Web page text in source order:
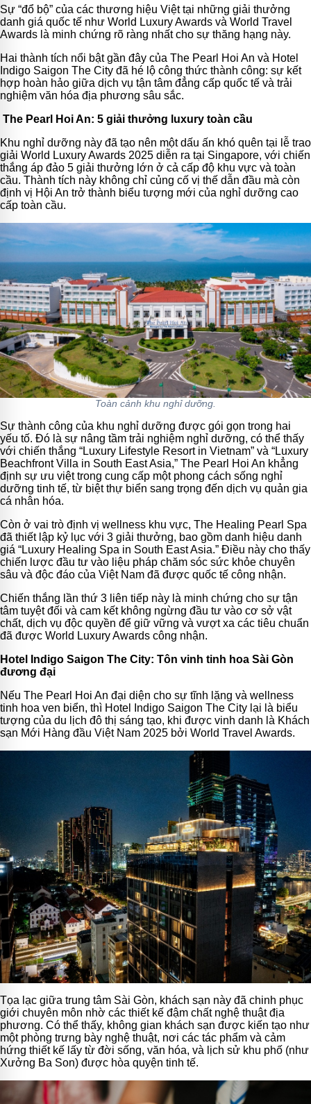
Sự “đổ bộ” của các thương hiệu Việt tại những giải thưởng
danh giá quốc tế như World Luxury Awards và World Travel
Awards là minh chứng rõ ràng nhất cho sự thăng hạng này.
Hai thành tích nổi bật gần đây của The Pearl Hoi An và Hotel
Indigo Saigon The City đã hé lộ công thức thành công: sự kết
hợp hoàn hảo giữa dịch vụ tận tâm đẳng cấp quốc tế và trải
nghiệm văn hóa địa phương sâu sắc.
The Pearl Hoi An: 5 giải thưởng luxury toàn cầu
Khu nghỉ dưỡng này đã tạo nên một dấu ấn khó quên tại lễ trao
giải World Luxury Awards 2025 diễn ra tại Singapore, với chiến
thắng áp đảo 5 giải thưởng lớn ở cả cấp độ khu vực và toàn
cầu. Thành tích này không chỉ củng cố vị thế dẫn đầu mà còn
định vị Hội An trở thành biểu tượng mới của nghỉ dưỡng cao
cấp toàn cầu.
Toàn cảnh khu nghỉ dưỡng.
Sự thành công của khu nghỉ dưỡng được gói gọn trong hai
yếu tố. Đó là sự nâng tầm trải nghiệm nghỉ dưỡng, có thể thấy
với chiến thắng “Luxury Lifestyle Resort in Vietnam” và “Luxury
Beachfront Villa in South East Asia,” The Pearl Hoi An khẳng
định sự ưu việt trong cung cấp một phong cách sống nghỉ
dưỡng tinh tế, từ biệt thự biển sang trọng đến dịch vụ quản gia
cá nhân hóa.
Còn ở vai trò định vị wellness khu vực, The Healing Pearl Spa
đã thiết lập kỷ lục với 3 giải thưởng, bao gồm danh hiệu danh
giá “Luxury Healing Spa in South East Asia.” Điều này cho thấy
chiến lược đầu tư vào liệu pháp chăm sóc sức khỏe chuyên
sâu và độc đáo của Việt Nam đã được quốc tế công nhận.
Chiến thắng lần thứ 3 liên tiếp này là minh chứng cho sự tận
tâm tuyệt đối và cam kết không ngừng đầu tư vào cơ sở vật
chất, dịch vụ độc quyền để giữ vững và vượt xa các tiêu chuẩn
đã được World Luxury Awards công nhận.
Hotel Indigo Saigon The City: Tôn vinh tinh hoa Sài Gòn
đương đại
Nếu The Pearl Hoi An đại diện cho sự tĩnh lặng và wellness
tinh hoa ven biển, thì Hotel Indigo Saigon The City lại là biểu
tượng của du lịch đô thị sáng tạo, khi được vinh danh là Khách
sạn Mới Hàng đầu Việt Nam 2025 bởi World Travel Awards.
Tọa lạc giữa trung tâm Sài Gòn, khách sạn này đã chinh phục
giới chuyên môn nhờ các thiết kế đậm chất nghệ thuật địa
phương. Có thể thấy, không gian khách sạn được kiến tạo như
một phòng trưng bày nghệ thuật, nơi các tác phẩm và cảm
hứng thiết kế lấy từ đời sống, văn hóa, và lịch sử khu phố (như
Xưởng Ba Son) được hòa quyện tinh tế.